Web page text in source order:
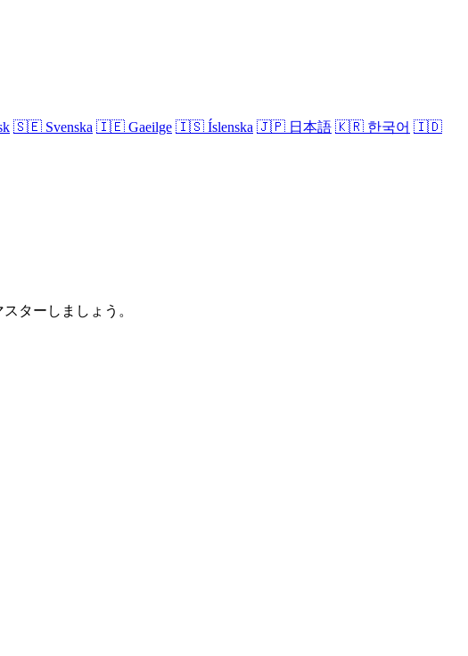
🇸🇪 Svenska 🇮🇪 Gaeilge 🇮🇸 Íslenska 🇯🇵 日本語 🇰🇷 한국어 🇮🇩
ターしましょう。